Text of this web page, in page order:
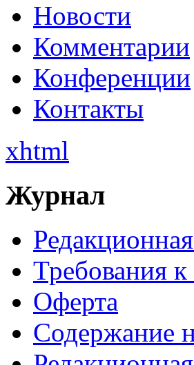
Новости
Комментарии
Конференции
Контакты
xhtml
Журнал
Требования
Оферта
Содержание